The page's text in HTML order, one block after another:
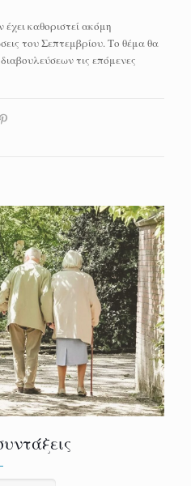
καθοριστεί ακόμη
του Σεπτεμβρίου. Το θέμα θα
τις επόμενες